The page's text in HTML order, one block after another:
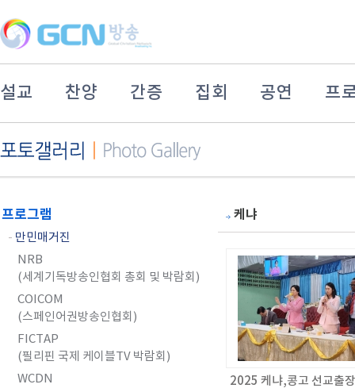
설교 찬양 간증 집회 공연 프
프로그램
- 만민매거진
NRB
(세계기독방송인협회 총회 및 박람회)
COICOM
(스페인어권방송인협회)
FICTAP
(필리핀 국제 케이블TV 박람회)
WCDN
케냐
2025 케냐,콩고 선교출장